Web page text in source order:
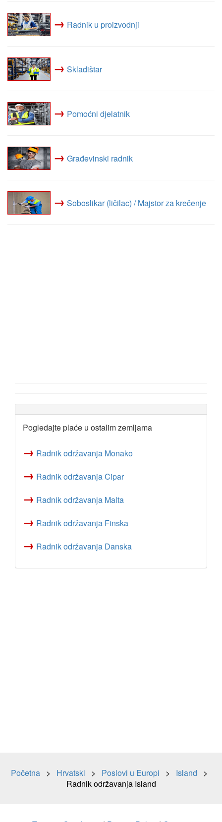
→ Radnik u proizvodnji
→ Skladištar
→ Pomoćni djelatnik
→ Građevinski radnik
→ Soboslikar (ličilac) / Majstor za krečenje
Pogledajte plaće u ostalim zemljama
→ Radnik održavanja Monako
→ Radnik održavanja Cipar
→ Radnik održavanja Malta
→ Radnik održavanja Finska
→ Radnik održavanja Danska
Početna> Hrvatski > Poslovi u Europi > Island >
Radnik održavanja Island